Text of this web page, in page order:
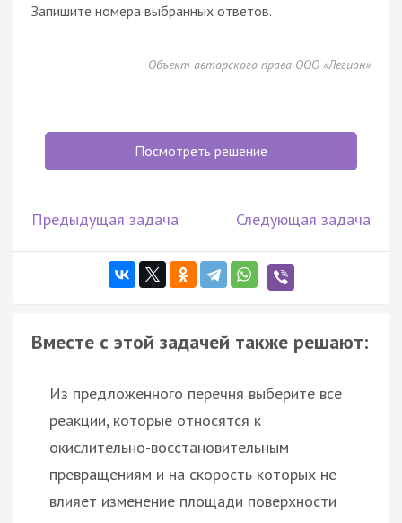
Запишите номера выбранных ответов.
Объект авторского права ООО «Легион»
Посмотреть решение
Предыдущая задача Следующая задача
Вместе с этой задачей также решают:
Из предложенного перечня выберите все
реакции, которые относятся к
окислительно-восстановительным
превращениям и на скорость которых не
влияет изменение площади поверхности